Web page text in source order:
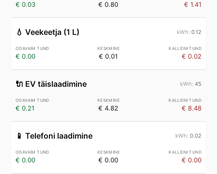
€ 0.03 € 0.80 € 1.41
💧 Veekeetja (1 L) 0.12
€ 0.00 € 0.01 € 0.02
🔌 EV täislaadimine 45
€ 0.21 € 4.82 € 8.48
📱 Telefoni laadimine 0.02
€ 0.00 € 0.00 € 0.00